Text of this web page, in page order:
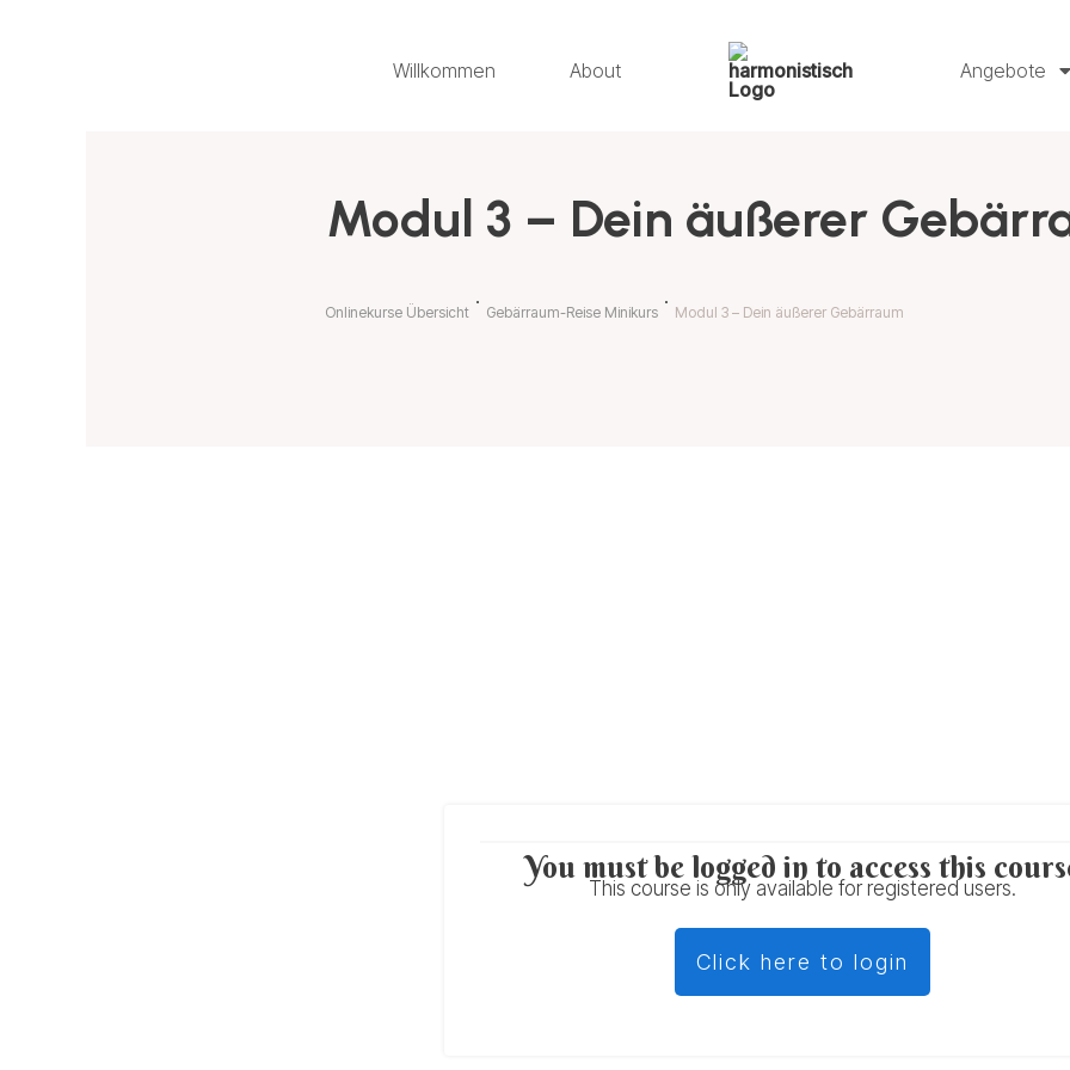
Willkommen About Angebote
Modul 3 – Dein äußerer
Onlinekurse Übersicht Gebärraum-Reise Minikurs Modul 3 – Dein äußerer Gebärraum
You must be logged in to access this
This course is only available for registered users.
Click here to login